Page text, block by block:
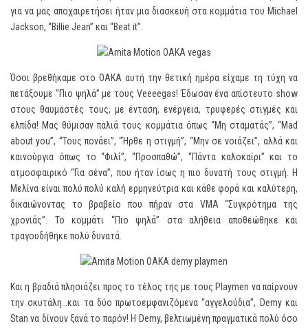
για να μας αποχαιρετήσει ήταν μια διασκευή στα κομμάτια του Michael
Jackson, “Billie Jean” και “Beat it”.
Όσοι βρεθήκαμε στο ΟΑΚΑ αυτή την θετική ημέρα είχαμε τη τύχη να
πετάξουμε “Πιο ψηλά” με τους Veeeegas! Έδωσαν ένα απίστευτο show
στους θαυμαστές τους, με ένταση, ενέργεια, τρυφερές στιγμές και
ελπίδα! Μας θύμισαν παλιά τους κομμάτια όπως “Μη σταματάς”, “Mad
about you”, “Τους πονάει”, “Ήρθε η στιγμή”, “Μην σε νοιάζει”, αλλά και
καινούργια όπως το “Φιλί”, “Προσπαθώ”, “Πάντα καλοκαίρι” και το
ατμοσφαιρικό “Για σένα”, που ήταν ίσως η πιο δυνατή τους στιγμή. Η
Μελίνα είναι πολύ πολύ καλή ερμηνεύτρια και κάθε φορά και καλύτερη,
δικαιώνοντας το βραβείο που πήραν στα VMA “Συγκρότημα της
χρονιάς”. Το κομμάτι “Πιο ψηλά” στα αλήθεια αποθεώθηκε και
τραγουδήθηκε πολύ δυνατά.
Και η βραδιά πλησιάζει προς το τέλος της με τους Playmen να παίρνουν
την σκυτάλη…και τα δύο πρωτοεμφανιζόμενα “αγγελούδια”, Demy και
Stan να δίνουν ξανά το παρόν! Η Demy, βελτιωμένη πραγματικά πολύ όσο